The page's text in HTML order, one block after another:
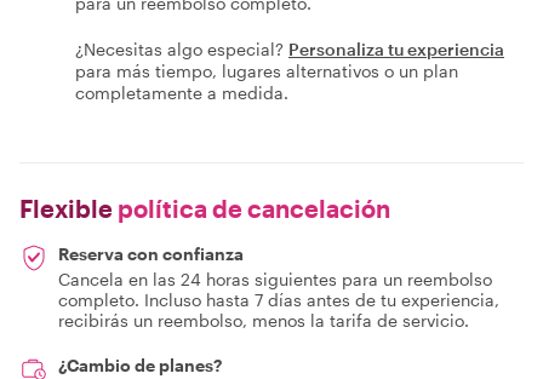
¿Necesitas algo especial? Personaliza tu experiencia
para más tiempo, lugares alternativos o un plan
completamente a medida.
Flexible política de cancelación
Reserva con confianza
Cancela en las 24 horas siguientes para un reembolso
completo. Incluso hasta 7 días antes de tu experiencia,
recibirás un reembolso, menos la tarifa de servicio.
¿Cambio de planes?